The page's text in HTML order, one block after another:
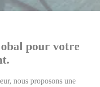
pour votre
nous proposons une